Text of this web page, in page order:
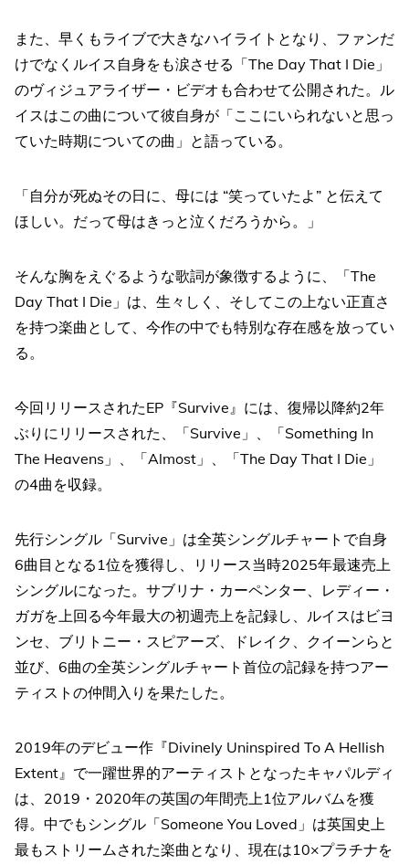
また、早くもライブで大きなハイライトとなり、ファンだ
けでなくルイス自身をも涙させる「The Day That I Die」
のヴィジュアライザー・ビデオも合わせて公開された。ル
イスはこの曲について彼自身が「ここにいられないと思っ
ていた時期についての曲」と語っている。
「自分が死ぬその日に、母には “笑っていたよ” と伝えて
ほしい。だって母はきっと泣くだろうから。」
そんな胸をえぐるような歌詞が象徴するように、「The
Day That I Die」は、生々しく、そしてこの上ない正直さ
を持つ楽曲として、今作の中でも特別な存在感を放ってい
る。
今回リリースされたEP『Survive』には、復帰以降約2年
ぶりにリリースされた、「Survive」、「Something In
The Heavens」、「Almost」、「The Day That I Die」
の4曲を収録。
先行シングル「Survive」は全英シングルチャートで自身
6曲目となる1位を獲得し、リリース当時2025年最速売上
シングルになった。サブリナ・カーペンター、レディー・
ガガを上回る今年最大の初週売上を記録し、ルイスはビヨ
ンセ、ブリトニー・スピアーズ、ドレイク、クイーンらと
並び、6曲の全英シングルチャート首位の記録を持つアー
ティストの仲間入りを果たした。
2019年のデビュー作『Divinely Uninspired To A Hellish
Extent』で一躍世界的アーティストとなったキャパルディ
は、2019・2020年の英国の年間売上1位アルバムを獲
得。中でもシングル「Someone You Loved」は英国史上
最もストリームされた楽曲となり、現在は10×プラチナを